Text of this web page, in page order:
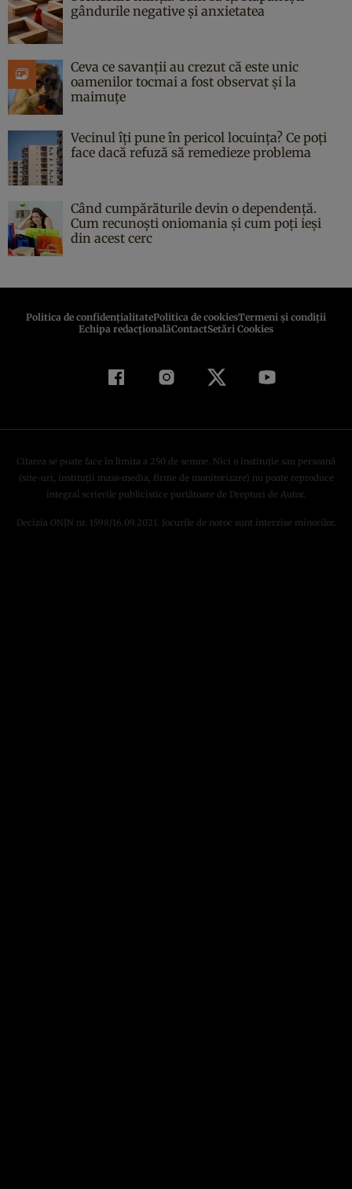
gândurile negative și anxietatea
Ceva ce savanții au crezut că este unic
oamenilor tocmai a fost observat și la
maimuțe
Vecinul îți pune în pericol locuința? Ce poți
face dacă refuză să remedieze problema
Când cumpărăturile devin o dependență.
Cum recunoști oniomania și cum poți ieși
din acest cerc
Politica de confidenţialitatePolitica de cookiesTermeni şi condiţii
Echipa redacționalăContactSetări Cookies
Citarea se poate face în limita a 250 de semne. Nici o instituţie sau persoană
(site-uri, instituţii mass-media, firme de monitorizare) nu poate reproduce
integral scrierile publicistice purtătoare de Drepturi de Autor.
Decizia ONJN nr. 1598/16.09.2021. Jocurile de noroc sunt interzise minorilor.